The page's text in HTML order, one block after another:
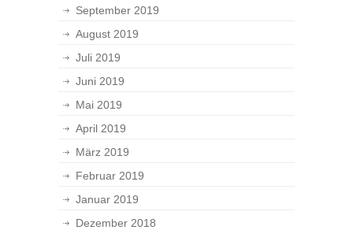
September 2019
August 2019
Juli 2019
Juni 2019
Mai 2019
April 2019
März 2019
Februar 2019
Januar 2019
Dezember 2018